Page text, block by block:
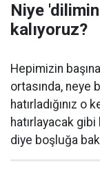
Niye
kalıyoruz?
Hepimizin
ortasında, neye
hatırladığınız o
hatırlayacak
diye boşluğa